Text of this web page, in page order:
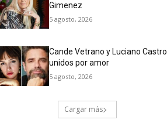
Gimenez
5 agosto, 2026
Cande Vetrano y Luciano Castro
unidos por amor
5 agosto, 2026
Cargar más